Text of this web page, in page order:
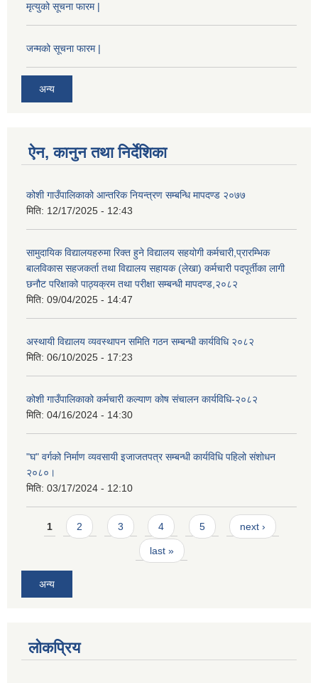
मृत्युको सूचना फारम |
जन्मको सूचना फारम |
अन्य
ऐन, कानुन तथा निर्देशिका
कोशी गाउँपालिकाको आन्तरिक नियन्त्रण सम्बन्धि मापदण्ड २०७७
मिति: 12/17/2025 - 12:43
सामुदायिक विद्यालयहरुमा रिक्त हुने विद्यालय सहयोगी कर्मचारी,प्रारम्भिक
बालविकास सहजकर्ता तथा विद्यालय सहायक (लेखा) कर्मचारी पदपूर्तीका लागी
छनौट परिक्षाको पाठ्यक्रम तथा परीक्षा सम्बन्धी मापदण्ड,२०८२
मिति: 09/04/2025 - 14:47
अस्थायी विद्यालय व्यवस्थापन समिति गठन सम्बन्धी कार्यविधि २०८२
मिति: 06/10/2025 - 17:23
कोशी गाउँपालिकाको कर्मचारी कल्याण कोष संचालन कार्यविधि-२०८२
मिति: 04/16/2024 - 14:30
"घ" वर्गको निर्माण व्यवसायी इजाजतपत्र सम्बन्धी कार्यविधि पहिलो संशोधन
२०८०।
मिति: 03/17/2024 - 12:10
Pages
1 2 3 4 5 next ›
last »
अन्य
लोकप्रिय